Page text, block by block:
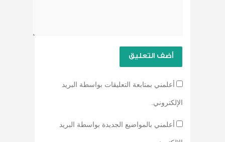
أعلمني بمتابعة التعليقات بواسطة البريد
الإلكتروني.
أعلمني بالمواضيع الجديدة بواسطة البريد